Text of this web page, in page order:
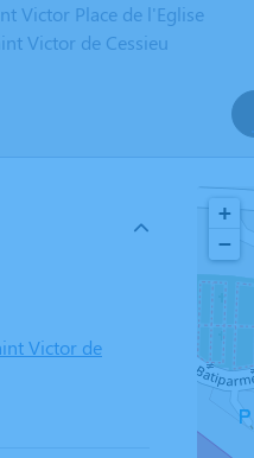
Victor Place de l'Eglise
Victor de Cessieu
Victor de
+
−